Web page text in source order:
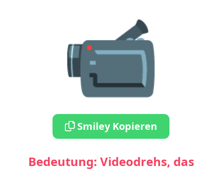
📹
Smiley Kopieren
Bedeutung: Videodrehs, das